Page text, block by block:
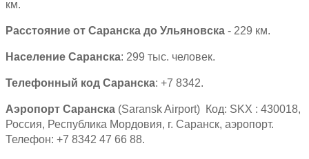
км.
Расстояние от Саранска до Ульяновска - 229 км.
Население Саранска: 299 тыс. человек.
Телефонный код Саранска: +7 8342.
Аэропорт Саранска (Saransk Airport) Код: SKX : 430018,
Россия, Республика Мордовия, г. Саранск, аэропорт.
Телефон: +7 8342 47 66 88.